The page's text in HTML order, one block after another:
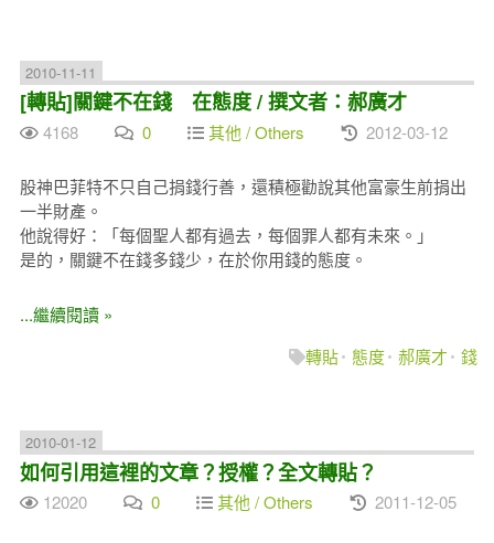
2010-11-11
[轉貼]關鍵不在錢 在態度 / 撰文者：郝廣才
4168 0 其他 / Others 2012-03-12
股神巴菲特不只自己捐錢行善，還積極勸說其他富豪生前捐出
一半財產。
他說得好：「每個聖人都有過去，每個罪人都有未來。」
是的，關鍵不在錢多錢少，在於你用錢的態度。
...繼續閱讀 »
轉貼
態度 郝廣才 錢
2010-01-12
如何引用這裡的文章？授權？全文轉貼？
12020 0 其他 / Others 2011-12-05